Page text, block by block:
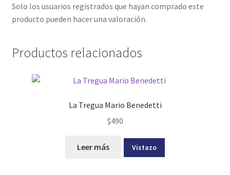
Solo los usuarios registrados que hayan comprado este
producto pueden hacer una valoración.
Productos relacionados
La Tregua Mario Benedetti
$490
Leer más Vistazo